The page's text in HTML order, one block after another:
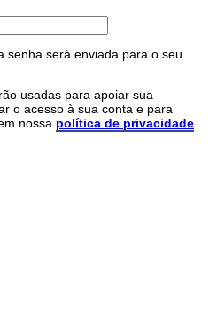
senha será enviada para o seu
usadas para apoiar sua
o acesso à sua conta e para
nossa política de privacidade.